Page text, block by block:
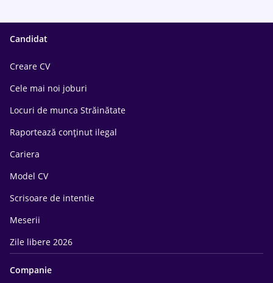
Candidat
Creare CV
Cele mai noi joburi
Locuri de munca Străinătate
Raportează conținut ilegal
Cariera
Model CV
Scrisoare de intentie
Meserii
Zile libere 2026
Companie